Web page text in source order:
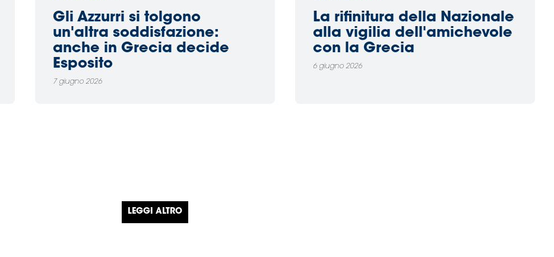
Gli Azzurri si tolgono
un'altra soddisfazione:
anche in Grecia decide
Esposito
7 giugno 2026
La rifinitura della Nazionale
alla vigilia dell'amichevole
con la Grecia
6 giugno 2026
LEGGI ALTRO